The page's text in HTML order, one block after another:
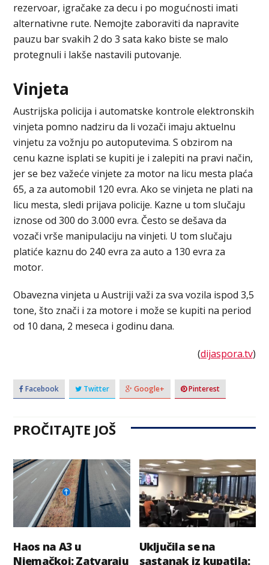
rezervoar, igračake za decu i po mogućnosti imati
alternativne rute. Nemojte zaboraviti da napravite
pauzu bar svakih 2 do 3 sata kako biste se malo
protegnuli i lakše nastavili putovanje.
Vinjeta
Austrijska policija i automatske kontrole elektronskih
vinjeta pomno nadziru da li vozači imaju aktuelnu
vinjetu za vožnju po autoputevima. S obzirom na
cenu kazne isplati se kupiti je i zalepiti na pravi način,
jer se bez važeće vinjete za motor na licu mesta plaća
65, a za automobil 120 evra. Ako se vinjeta ne plati na
licu mesta, sledi prijava policije. Kazne u tom slučaju
iznose od 300 do 3.000 evra. Često se dešava da
vozači vrše manipulaciju na vinjeti. U tom slučaju
platiće kaznu do 240 evra za auto a 130 evra za
motor.
Obavezna vinjeta u Austriji važi za sva vozila ispod 3,5
tone, što znači i za motore i može se kupiti na period
od 10 dana, 2 meseca i godinu dana.
(dijaspora.tv)
Facebook Twitter Google+ Pinterest
PROČITAJTE JOŠ
Haos na A3 u
Njemačkoj: Zatvaraju
Uključila se na
sastanak iz kupatila: